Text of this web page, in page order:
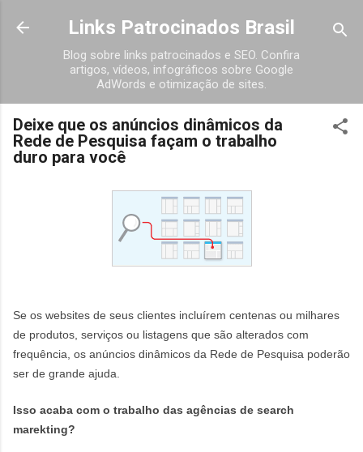
Pular para o conteúdo principal
Links Patrocinados Brasil
Blog sobre links patrocinados e SEO. Confira
artigos, vídeos, infográficos sobre Google
AdWords e otimização de sites.
Deixe que os anúncios dinâmicos da
Rede de Pesquisa façam o trabalho
duro para você
Se os websites de seus clientes incluírem centenas ou milhares
de produtos, serviços ou listagens que são alterados com
frequência, os anúncios dinâmicos da Rede de Pesquisa poderão
ser de grande ajuda.
Isso acaba com o trabalho das agências de search
marekting?